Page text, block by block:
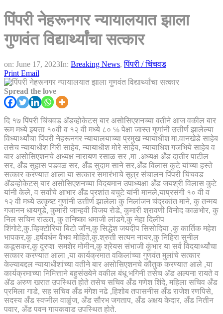
पिंपरी नेहरूनगर न्यायालयात झाला
गुणवंत विद्यार्थ्यांचा सत्कार
on: June 17, 2023In: Breaking News,पिंपरी / चिंचवड
Print Email
Spread the love
दि १७ पिंपरी चिंचवड ॲडव्होकेटस् बार असोसिएशनच्या वतीने आज वकील बार
रूम मध्ये इयत्ता १०वी व १२ वी मध्ये ८० ℅ पेक्षा जास्त गुणांनी उत्तीर्ण झालेल्या
विध्यार्थ्यांचा पिंपरी नेहरूनगर न्यायालयाच्या प्रमुख न्यायाधीश मा.वानखेडे साहेब
तसेच न्यायाधीश गिरी साहेब, न्यायाधीश मोरे साहेब, न्यायाधिश गजभिये साहेब व
बार असोसिएशनचे अध्यक्ष नारायण रसाळ सर ,मा .अध्यक्ष अँड दातीर पाटील
सर, अँड सुहास पडवळ सर, अँड सुदाम साने सर,अँड विलास कुटे यांच्या हस्ते
सत्कार करण्यात आला या सत्कार समारंभाचे सूत्र संचालन पिंपरी चिंचवड
ॲडव्होकेटस् बार असोसिएशनच्या विदयमान उपाध्यक्षा अँड जयश्री विलास कुटे
यांनी केले, व सर्वांचे आभार अँड प्रशांत बचुटे यांनी मानले,याप्रसंगी १० वी व
१२ वी मध्ये उत्कृष्ट गुणांनी उत्तीर्ण झालेला कु निलांजन चंद्रकांत माने, कु तन्मय
गजानन धायगुडे, कुमारी जान्हवी विजय रोडे, कुमारी श्रावणी विनोद काळभोर, कु
निल सचिन राऊत, कु तनिष्का धमाजी लांडगे,कु नेहा दिलीप
शिंगोटे,कु.व्हिक्टोरिया बिटो जॉन,कु सिद्धेश जयदीप सिसोदिया ,कु कार्तिक महेश
भापकर,कु .हर्षवर्धन वैभव मोहिते,कु.श्रुती सत्यन नायर,कु निहिरा सुनील
कडूसकर,कु दुरप्श| समशेर मोमीन,कु श्रेयस संभाजी कुंभार या सर्व विदयार्थ्यांचा
सत्कार करण्यात आला ,या कार्यक्रमात वकिलांच्या गुणवंत मुलांचे सत्कार
केल्याबद्दल न्यायाधीशांच्या वतीने बार असोसिएशनचे कौतुक करण्यात आले ,या
कार्यक्रमाच्या निमित्ताने बहुसंख्येने वकील बंधू भगिनी तसेच ॲड अल्पना रायते व
ॲड अरुण खरात उपस्थित होते तसेच सचिव अँड गणेश शिंदे, महिला सचिव अँड
प्रमिला गाडे, सह सचिव अँड मंगेश नढे ,हिशोब तपासनीस अँड राजेश रणपिसे,
सदस्य अँड स्वप्नील वाळुंज, अँड सौरभ जगताप, अँड अक्षय केदार, अँड नितीन
पवार, अँड पवन गायकवाड उपस्थित होते.